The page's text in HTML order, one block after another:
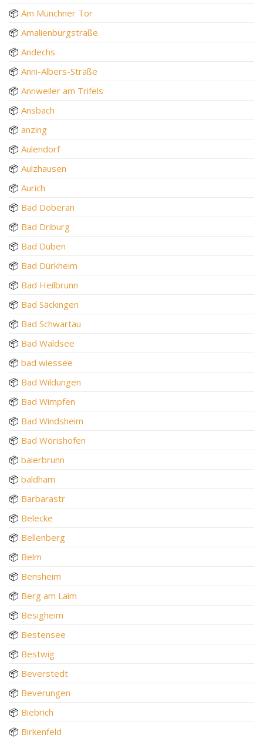
📦 Am Münchner Tor
📦 Amalienburgstraße
📦 Andechs
📦 Anni-Albers-Straße
📦 Annweiler am Trifels
📦 Ansbach
📦 anzing
📦 Aulendorf
📦 Aulzhausen
📦 Aurich
📦 Bad Doberan
📦 Bad Driburg
📦 Bad Düben
📦 Bad Dürkheim
📦 Bad Heilbrunn
📦 Bad Säckingen
📦 Bad Schwartau
📦 Bad Waldsee
📦 bad wiessee
📦 Bad Wildungen
📦 Bad Wimpfen
📦 Bad Windsheim
📦 Bad Wörishofen
📦 baierbrunn
📦 baldham
📦 Barbarastr
📦 Belecke
📦 Bellenberg
📦 Belm
📦 Bensheim
📦 Berg am Laim
📦 Besigheim
📦 Bestensee
📦 Bestwig
📦 Beverstedt
📦 Beverungen
📦 Biebrich
📦 Birkenfeld